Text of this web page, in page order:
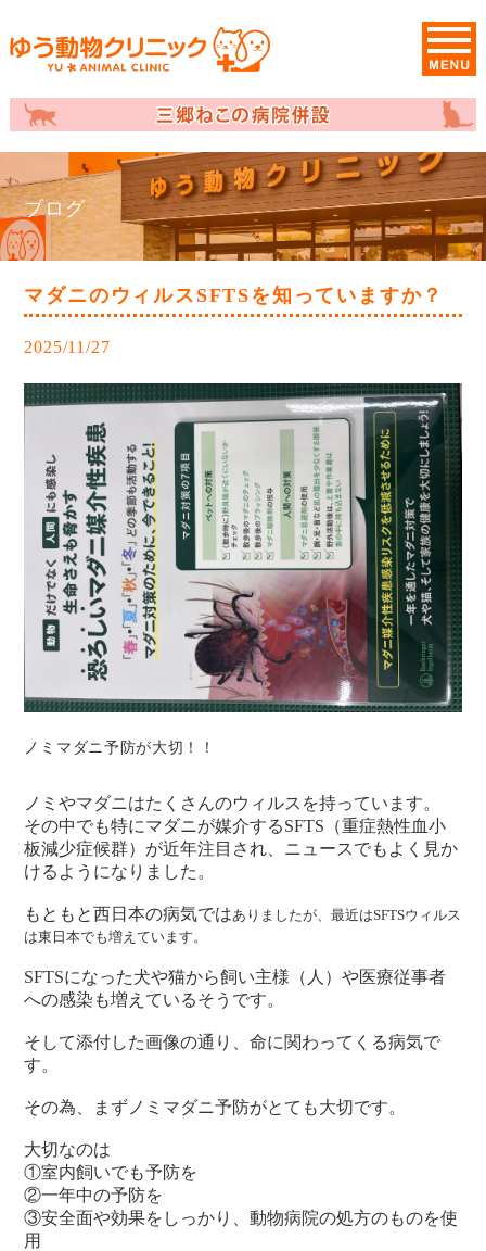
ブログ
マダニのウィルスSFTSを知っていますか？
2025/11/27
ノミマダニ予防が大切！！
ノミやマダニはたくさんのウィルスを持っています。
その中でも特にマダニが媒介するSFTS（重症熱性血小
板減少症候群）が近年注目され、ニュースでもよく見か
けるようになりました。
もともと西日本の病気ではありましたが、最近はSFTSウィルス
は東日本でも増えています。
SFTSになった犬や猫から飼い主様（人）や医療従事者
への感染も増えているそうです。
そして添付した画像の通り、命に関わってくる病気で
す。
その為、まずノミマダニ予防がとても大切です。
大切なのは
①室内飼いでも予防を
②一年中の予防を
③安全面や効果をしっかり、動物病院の処方のものを使
用